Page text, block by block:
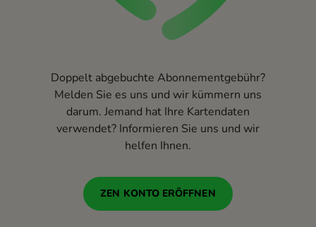
Doppelt abgebuchte Abonnementgebühr?
Melden Sie es uns und wir kümmern uns
darum. Jemand hat Ihre Kartendaten
verwendet? Informieren Sie uns und wir
helfen Ihnen.
ZEN KONTO ERÖFFNEN